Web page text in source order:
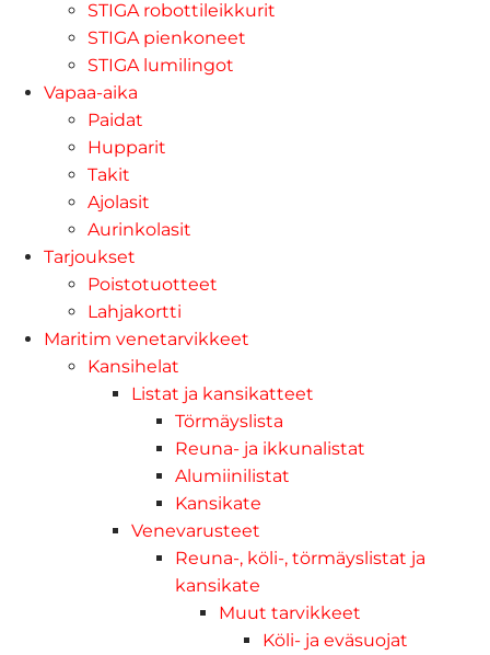
STIGA robottileikkurit
STIGA pienkoneet
STIGA lumilingot
Vapaa-aika
Paidat
Hupparit
Takit
Ajolasit
Aurinkolasit
Tarjoukset
Poistotuotteet
Lahjakortti
Maritim venetarvikkeet
Kansihelat
Listat ja kansikatteet
Törmäyslista
Reuna- ja ikkunalistat
Alumiinilistat
Kansikate
Venevarusteet
Reuna-, köli-, törmäyslistat ja
kansikate
Muut tarvikkeet
Köli- ja eväsuojat